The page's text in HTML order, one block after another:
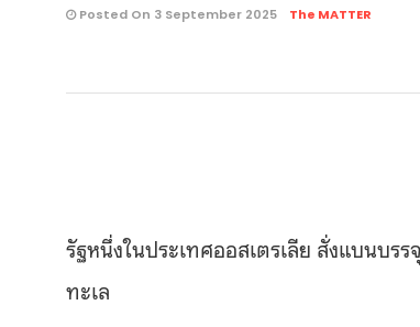
Posted On 3 September 2025 The MATTER
รัฐหนึ่งในประเทศออสเตรเลีย สั่งแบนบร
ทะเล